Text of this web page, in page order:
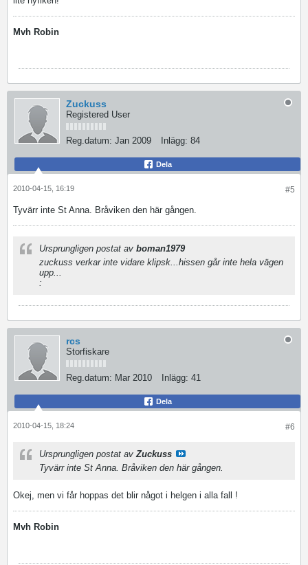
Mvh Robin
Zuckuss
Registered User
Reg.datum: Jan 2009 Inlägg: 84
Dela
#5
2010-04-15, 16:19
Tyvärr inte St Anna. Bråviken den här gången.
Ursprungligen postat av boman1979
zuckuss verkar inte vidare klipsk...hissen går inte hela vägen
upp...
:
rcs
Storfiskare
Reg.datum: Mar 2010 Inlägg: 41
Dela
#6
2010-04-15, 18:24
Ursprungligen postat av Zuckuss
Tyvärr inte St Anna. Bråviken den här gången.
Okej, men vi får hoppas det blir något i helgen i alla fall !
Mvh Robin